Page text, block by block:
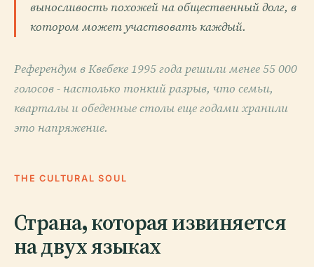
выносливость похожей на общественный долг, в
котором может участвовать каждый.
Референдум в Квебеке 1995 года решили менее 55 000
голосов - настолько тонкий разрыв, что семьи,
кварталы и обеденные столы еще годами хранили
это напряжение.
THE CULTURAL SOUL
Страна, которая извиняется
на двух языках